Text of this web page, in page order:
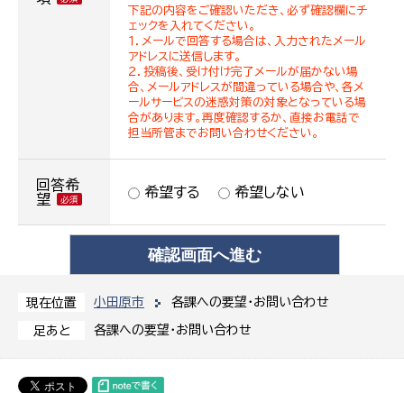
現在位置 小田原市 各課への要望・お問い合わせ
足あと 各課への要望・お問い合わせ
下記の内容をご確認いただき、必ず確認欄にチ
ェックを入れてください。
１．メールで回答する場合は、入力されたメール
アドレスに送信します。
２．投稿後、受け付け完了メールが届かない場
合、メールアドレスが間違っている場合や、各メ
ールサービスの迷惑対策の対象となっている場
合があります。再度確認するか、直接お電話で
担当所管までお問い合わせください。
回答希
望
希望する 希望しない